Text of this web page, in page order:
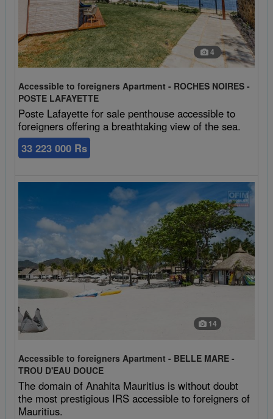
4
Accessible to foreigners Apartment - ROCHES NOIRES -
POSTE LAFAYETTE
Poste Lafayette for sale penthouse accessible to
foreigners offering a breathtaking view of the sea.
33 223 000 Rs
14
Accessible to foreigners Apartment - BELLE MARE -
TROU D'EAU DOUCE
The domain of Anahita Mauritius is without doubt
the most prestigious IRS accessible to foreigners of
Mauritius.